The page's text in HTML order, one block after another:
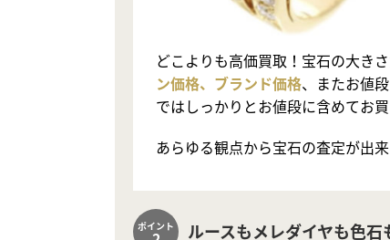
どこよりも高価買取！宝石の大き
ン価格、ブランド価格、またお値
ではしっかりとお値段に含めてお
あらゆる観点から宝石の査定が出
ポイント ルースもメレダイヤも色